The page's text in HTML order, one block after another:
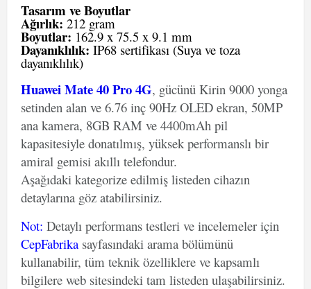
Tasarım ve Boyutlar
Ağırlık: 212 gram
Boyutlar: 162.9 x 75.5 x 9.1 mm
Dayanıklılık: IP68 sertifikası (Suya ve toza
dayanıklılık)
Huawei Mate 40 Pro 4G, gücünü Kirin 9000 yonga
setinden alan ve 6.76 inç 90Hz OLED ekran, 50MP
ana kamera, 8GB RAM ve 4400mAh pil
kapasitesiyle donatılmış, yüksek performanslı bir
amiral gemisi akıllı telefondur.
Aşağıdaki kategorize edilmiş listeden cihazın
detaylarına göz atabilirsiniz.
Not: Detaylı performans testleri ve incelemeler için
CepFabrika sayfasındaki arama bölümünü
kullanabilir, tüm teknik özelliklere ve kapsamlı
bilgilere web sitesindeki tam listeden ulaşabilirsiniz.